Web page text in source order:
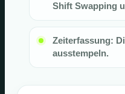
Shift Swapping
Zeiterfassung:
ausstempeln.